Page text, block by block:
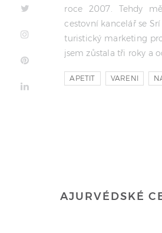
roce 2007. Tehdy
cestovní kancelář se
turistický marketing
jsem zůstala tři roky a
APETIT VARENI
AJURVÉDSKÉ